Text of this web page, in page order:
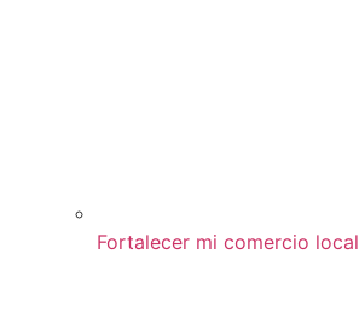
Fortalecer mi comercio local